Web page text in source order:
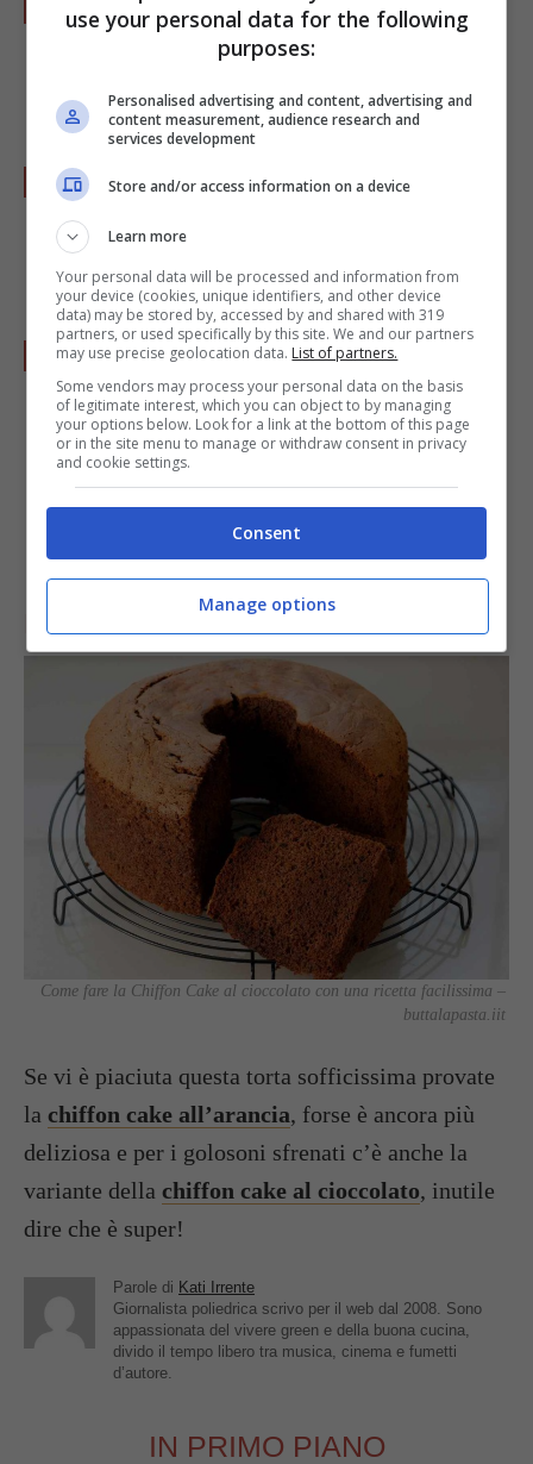
minuti e a 180° per 10 minuti. Togliete dal
Attenzione, la chiffon cake al limone deve
riposare capovolta dentro il suo stampo per 2
o 3 ore.
Dopo il raffreddamento con l’aiuto di una
spatola staccate la torta dalle pareti dello
stampo. Capovolgetela su un vassoio,
estraete il tubo centrale e cospargete il dolce
di zucchero a velo.
LE VARIANTI GOLOSE
Come fare la Chiffon Cake al cioccolato con una ricetta facilissima –
buttalapasta.iit
Se vi è piaciuta questa torta sofficissima provate
la chiffon cake all’arancia, forse è ancora più
deliziosa e per i golosoni sfrenati c’è anche la
variante della chiffon cake al cioccolato, inutile
dire che è super!
Parole di Kati Irrente
Giornalista poliedrica scrivo per il web dal 2008. Sono
appassionata del vivere green e della buona cucina,
divido il tempo libero tra musica, cinema e fumetti
d’autore.
IN PRIMO PIANO
use your personal data for the following
purposes:
Personalised advertising and content, advertising and
content measurement, audience research and
services development
Store and/or access information on a device
Learn more
Your personal data will be processed and information from
your device (cookies, unique identifiers, and other device
data) may be stored by, accessed by and shared with 319
partners, or used specifically by this site. We and our partners
may use precise geolocation data. List of partners.
Some vendors may process your personal data on the basis
of legitimate interest, which you can object to by managing
your options below. Look for a link at the bottom of this page
or in the site menu to manage or withdraw consent in privacy
and cookie settings.
Consent
Manage options